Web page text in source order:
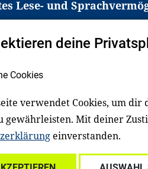
Lese- und
den Zugang zu
in Deutschland haben
gezielt an Familien
Dafür arbeiten
Unternehmen und
Über uns
deine
Cookies
verwendet Cookies, um
gewährleisten. Mit deiner
einverstanden.